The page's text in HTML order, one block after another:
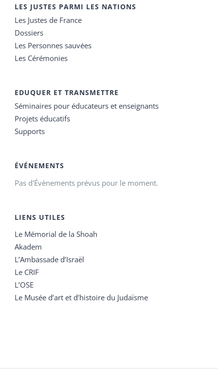
LES JUSTES PARMI LES NATIONS
Les Justes de France
Dossiers
Les Personnes sauvées
Les Cérémonies
EDUQUER ET TRANSMETTRE
Séminaires pour éducateurs et enseignants
Projets éducatifs
Supports
ÉVÉNEMENTS
Pas d'Évènements prévus pour le moment.
LIENS UTILES
Le Mémorial de la Shoah
Akadem
L’Ambassade d’Israël
Le CRIF
L’OSE
Le Musée d’art et d’histoire du Judaïsme